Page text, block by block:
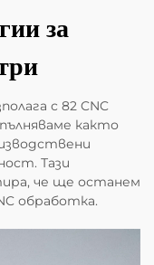
за
с 82 CNC
както
Тази
че ще останем
обработка.